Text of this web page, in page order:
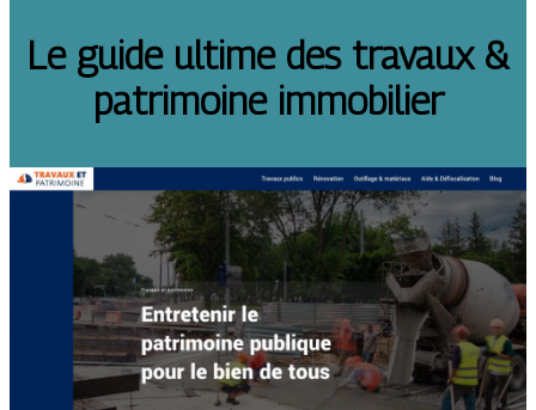
Le guide ultime des travaux &
patrimoine immobilier